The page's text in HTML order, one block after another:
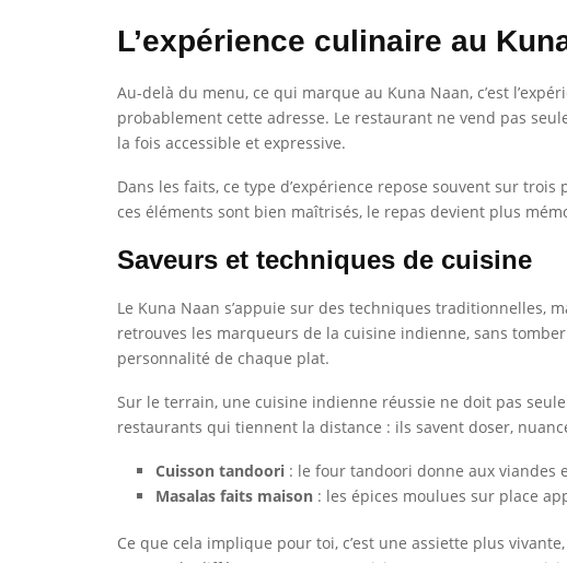
L’expérience culinaire au
Au-delà du menu, ce qui marque au Kuna Naan, c’est
probablement cette adresse. Le restaurant ne vend pas
la fois accessible et expressive.
Dans les faits, ce type d’expérience repose souvent sur
ces éléments sont bien maîtrisés, le repas devient plus
Saveurs et techniques de cuisine
Le Kuna Naan s’appuie sur des techniques traditionnelles,
retrouves les marqueurs de la cuisine indienne, sans
personnalité de chaque plat.
Sur le terrain, une cuisine indienne réussie ne doit pas
restaurants qui tiennent la distance : ils savent doser,
Cuisson tandoori : le four tandoori donne aux viandes
Masalas faits maison : les épices moulues sur place
Ce que cela implique pour toi, c’est une assiette plus